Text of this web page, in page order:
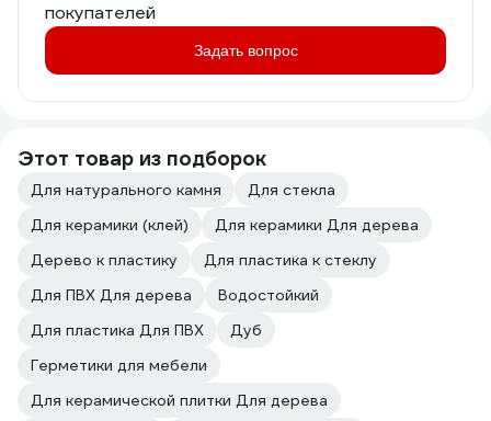
покупателей
Задать вопрос
Этот товар из подборок
Для натурального камня
Для стекла
Для керамики (клей)
Для керамики Для дерева
Дерево к пластику
Для пластика к стеклу
Для ПВХ Для дерева
Водостойкий
Для пластика Для ПВХ
Дуб
Герметики для мебели
Для керамической плитки Для дерева